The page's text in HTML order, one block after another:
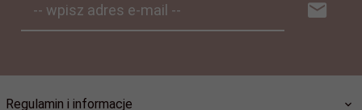
-- wpisz adres e-mail --
Regulamin i informacje